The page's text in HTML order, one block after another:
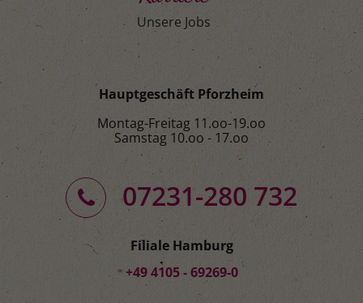
Unsere Jobs
Hauptgeschäft Pforzheim
Montag-Freitag 11.oo-19.oo
Samstag 10.oo - 17.oo
07231-280 732
Filiale Hamburg
+49 4105 - 69269-0